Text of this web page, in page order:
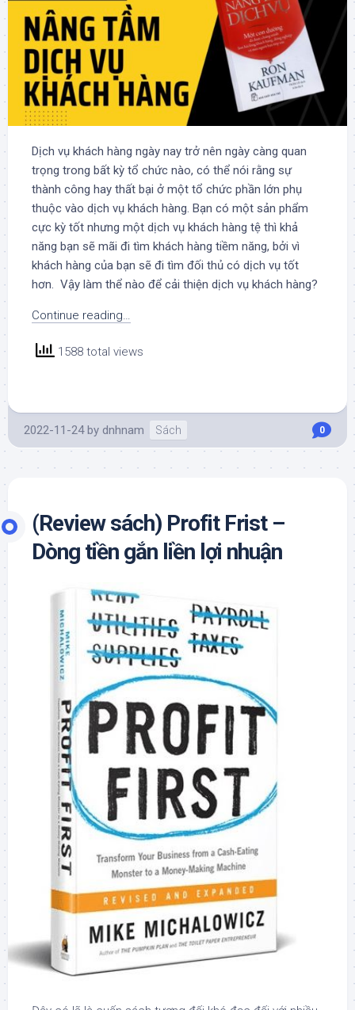
Dịch vụ khách hàng ngày nay trở nên ngày càng quan
trọng trong bất kỳ tổ chức nào, có thể nói rằng sự
thành công hay thất bại ở một tổ chức phần lớn phụ
thuộc vào dịch vụ khách hàng. Bạn có một sản phẩm
cực kỳ tốt nhưng một dịch vụ khách hàng tệ thì khả
năng bạn sẽ mãi đi tìm khách hàng tiềm năng, bởi vì
khách hàng của bạn sẽ đi tìm đối thủ có dịch vụ tốt
hơn. Vậy làm thể nào để cải thiện dịch vụ khách hàng?
Continue reading…
1588 total views
2022-11-24 by dnhnam Sách 0
(Review sách) Profit Frist –
Dòng tiền gắn liền lợi nhuận